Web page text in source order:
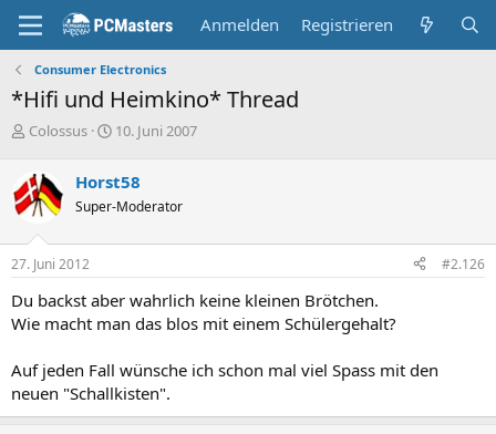
Anmelden Registrieren
Consumer Electronics
*Hifi und Heimkino* Thread
E
s
t
e
l
e
Colossus
E
t
e
l
m
10. Juni 2007
Horst58
Super-Moderator
27. Juni 2012 #2.126
Du backst aber wahrlich keine kleinen Brötchen.
Wie macht man das blos mit einem Schülergehalt?
Auf jeden Fall wünsche ich schon mal viel Spass mit den
neuen "Schallkisten".